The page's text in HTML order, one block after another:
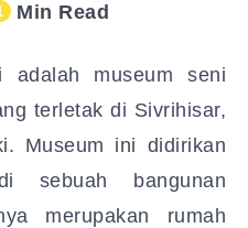
Min Read
adalah museum seni
terletak di Sivrihisar,
Museum ini didirikan
sebuah bangunan
merupakan rumah